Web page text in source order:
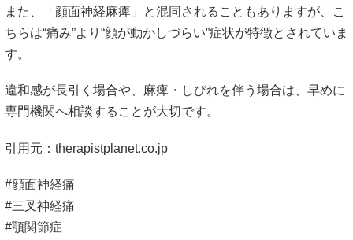
また、「顔面神経麻痺」と混同されることもありますが、こ
ちらは“痛み”より“顔が動かしづらい”症状が特徴とされていま
す。
違和感が長引く場合や、麻痺・しびれを伴う場合は、早めに
専門機関へ相談することが大切です。
引用元： therapistplanet.co.jp
#顔面神経痛
#三叉神経痛
#顎関節症